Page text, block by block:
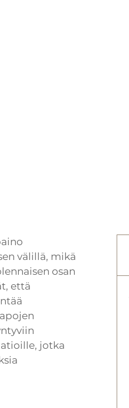
välillä, mikä
osan
että
jotka